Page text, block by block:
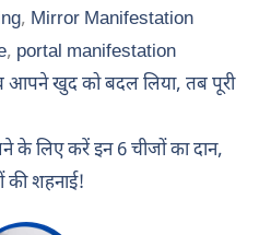
, Mirror Manifestation
, portal manifestation
आपने खुद को बदल लिया, तब पूरी
के लिए करें इन 6 चीजों का दान,
की शहनाई!